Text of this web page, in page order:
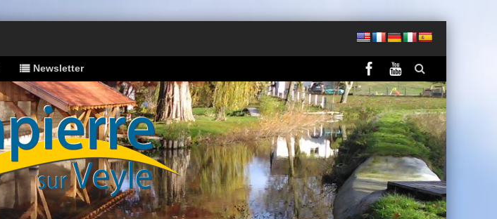
Newsletter